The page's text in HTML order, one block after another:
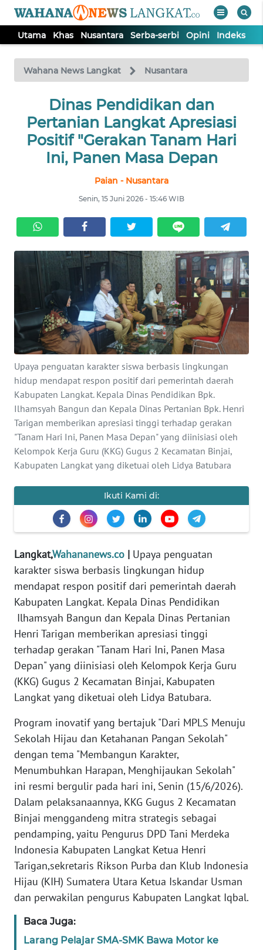
Utama Khas Nusantara Serba-serbi Opini Indeks
Wahana News Langkat Nusantara
Dinas Pendidikan dan
Pertanian Langkat Apresiasi
Positif "Gerakan Tanam Hari
Ini, Panen Masa Depan
Paian - Nusantara
Senin, 15 Juni 2026 - 15:46 WIB
Upaya penguatan karakter siswa berbasis lingkungan
hidup mendapat respon positif dari pemerintah daerah
Kabupaten Langkat. Kepala Dinas Pendidikan Bpk.
Ilhamsyah Bangun dan Kepala Dinas Pertanian Bpk. Henri
Tarigan memberikan apresiasi tinggi terhadap gerakan
"Tanam Hari Ini, Panen Masa Depan" yang diinisiasi oleh
Kelompok Kerja Guru (KKG) Gugus 2 Kecamatan Binjai,
Kabupaten Langkat yang diketuai oleh Lidya Batubara
Ikuti Kami di:
​Langkat,Wahananews.co | Upaya penguatan
karakter siswa berbasis lingkungan hidup
mendapat respon positif dari pemerintah daerah
Kabupaten Langkat. Kepala Dinas Pendidikan
Ilhamsyah Bangun dan Kepala Dinas Pertanian
Henri Tarigan memberikan apresiasi tinggi
terhadap gerakan "Tanam Hari Ini, Panen Masa
Depan" yang diinisiasi oleh Kelompok Kerja Guru
(KKG) Gugus 2 Kecamatan Binjai, Kabupaten
Langkat yang diketuai oleh Lidya Batubara.
​Program inovatif yang bertajuk "Dari MPLS Menuju
Sekolah Hijau dan Ketahanan Pangan Sekolah"
dengan tema "Membangun Karakter,
Menumbuhkan Harapan, Menghijaukan Sekolah"
ini resmi bergulir pada hari ini, Senin (15/6/2026).
​Dalam pelaksanaannya, KKG Gugus 2 Kecamatan
Binjai menggandeng mitra strategis sebagai
pendamping, yaitu Pengurus DPD Tani Merdeka
Indonesia Kabupaten Langkat Ketua Henri
Tarigan,sekretaris Rikson Purba dan Klub Indonesia
Hijau (KIH) Sumatera Utara Ketua Iskandar Usman
dan perwakilan pengurus Kabupaten Langkat Iqbal.
Baca Juga:
Larang Pelajar SMA-SMK Bawa Motor ke
TV
Tutup
KHAS
NUSANTARA
SERBI
OPINI
Informasi
INDEKS
BERITA
KONTAK
KAMI
INFO
IKLAN
TENTANG
KAMI
SIBER
REDAKSI
KARIR
DISCLAIMER
Wahana
News
Regional
WN
SUMUT
WN
JAKARTA
WN
JABAR
WN
BANTEN
WN
NTT
WN
WN